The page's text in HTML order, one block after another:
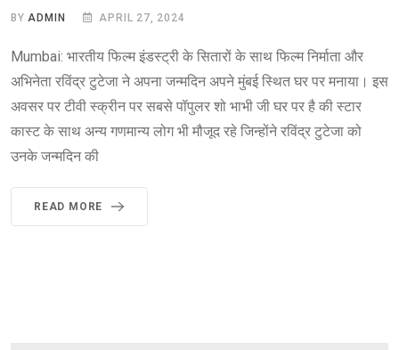
BYADMIN APRIL 27, 2024
Mumbai: भारतीय फिल्म इंडस्ट्री के सितारों के साथ फिल्म निर्माता और
अभिनेता रविंद्र टुटेजा ने अपना जन्मदिन अपने मुंबई स्थित घर पर मनाया। इस
अवसर पर टीवी स्क्रीन पर सबसे पॉपुलर शो भाभी जी घर पर है की स्टार
कास्ट के साथ अन्य गणमान्य लोग भी मौजूद रहे जिन्होंने रविंद्र टुटेजा को
उनके जन्मदिन की
READ MORE